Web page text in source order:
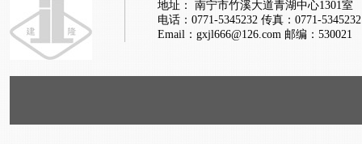
地址： 南宁市竹溪大道青湖中心1301室
电话：0771-5345232 传真：0771-5345232
Email：gxjl666@126.com 邮编：530021